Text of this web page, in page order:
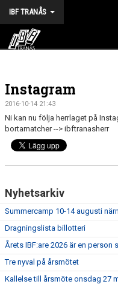
IBF TRANÅS
FÖRENINGEN
VÅRA LAG
TRÄNINGSTIDER
KALENDER
MATCHER
BILDGALLERI
DOKUMENT
Instagram
2016-10-14 21:43
Ni kan nu följa herrlaget på
bortamatcher --> ibftranasherr
Nyhetsarkiv
Summercamp 10-14 augusti
Dragningslista billotteri
Årets IBF:are 2026 är en person
Tre nyval på årsmötet
Kallelse till årsmöte onsdag 27